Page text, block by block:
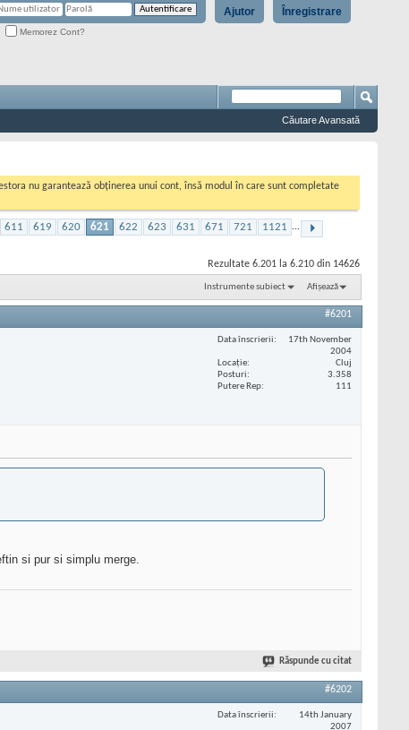
Înregistrare
Ajutor
Memorez Cont?
Căutare Avansată
nu garantează obținerea unui cont, însă modul în care sunt completate
611 619 620 621 622 623 631 671 721 1121 ...
Rezultate 6.201 la 6.210 din 14626
Instrumente subiect Afișează
#6201
Data înscrierii
17th November
2004
Locaţie
Cluj
Posturi
3.358
Putere Rep
111
si pur si simplu merge.
Răspunde cu citat
#6202
Data înscrierii
14th January
2007